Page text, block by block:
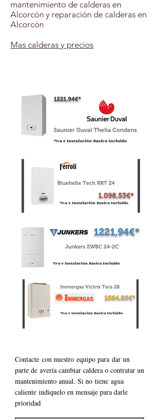
mantenimiento de calderas en
Alcorcón y reparación de calderas en
Alcorcón
Mas calderas y precios
Contacte con nuestro equipo para dar un
parte de avería cambiar caldera o contratar un
mantenimiento anual. Si no tiene agua
caliente indiquelo en mensaje para darle
prioridad